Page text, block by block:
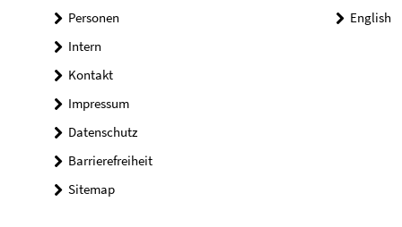
Personen
Intern
Kontakt
Impressum
Datenschutz
Barrierefreiheit
Sitemap
English